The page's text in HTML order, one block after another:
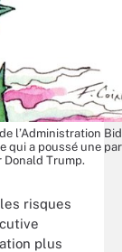
l’Administration
qui a poussé une
Donald Trump.
risques
plus